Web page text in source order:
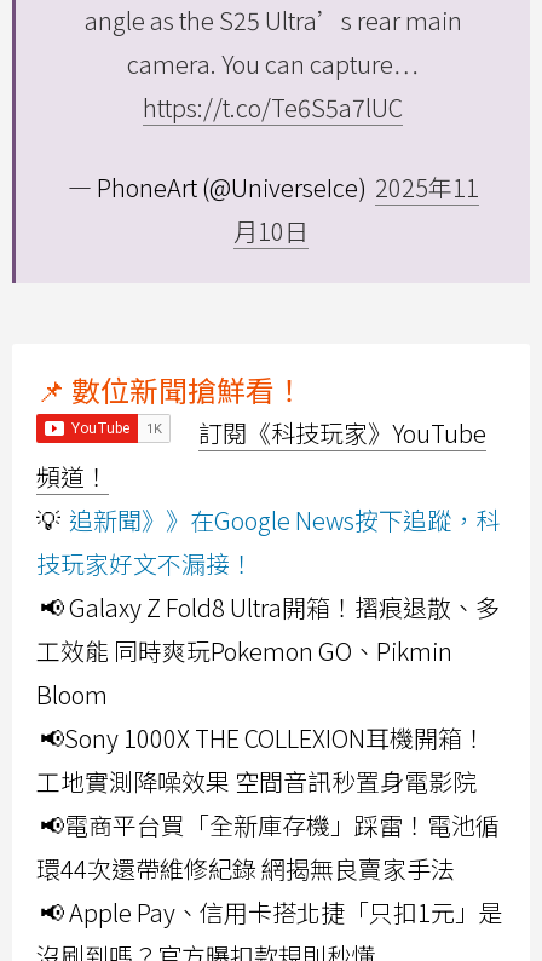
angle as the S25 Ultra’s rear main
camera. You can capture…
https://t.co/Te6S5a7lUC
— PhoneArt (@UniverseIce) 2025年11
月10日
📌 數位新聞搶鮮看！
訂閱《科技玩家》YouTube
頻道！
💡 追新聞》》在Google News按下追蹤，科
技玩家好文不漏接！
📢 Galaxy Z Fold8 Ultra開箱！摺痕退散、多
工效能 同時爽玩Pokemon GO、Pikmin
Bloom
📢Sony 1000X THE COLLEXION耳機開箱！
工地實測降噪效果 空間音訊秒置身電影院
📢電商平台買「全新庫存機」踩雷！電池循
環44次還帶維修紀錄 網揭無良賣家手法
📢 Apple Pay、信用卡搭北捷「只扣1元」是